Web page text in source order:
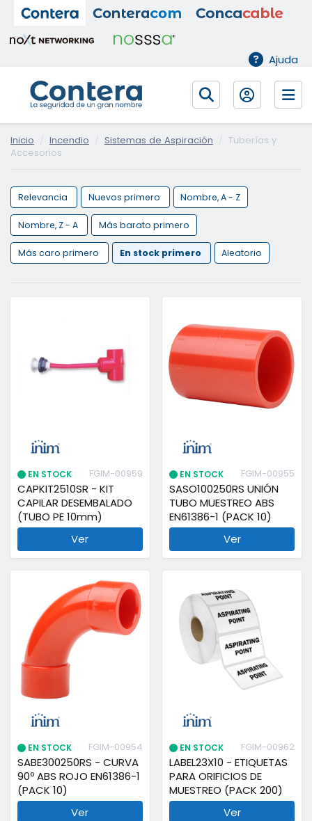
Ajuda
Inicio Incendio Sistemas de Aspiración
Tuberías y
Accesorios
Relevancia Nuevos primero Nombre, A - Z
Nombre, Z - A Más barato primero
Más caro primero En stock primero Aleatorio
EN STOCK FGIM-00959
CAPKIT2510SR - KIT
CAPILAR DESEMBALADO
(TUBO PE 10mm)
Ver
EN STOCK FGIM-00955
SASO100250RS UNIÓN
TUBO MUESTREO ABS
EN61386-1 (PACK 10)
Ver
EN STOCK FGIM-00954
SABE300250RS - CURVA
90º ABS ROJO EN61386-1
(PACK 10)
Ver
EN STOCK FGIM-00962
LABEL23X10 - ETIQUETAS
PARA ORIFICIOS DE
MUESTREO (PACK 200)
Ver